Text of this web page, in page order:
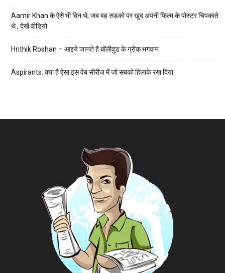
Aamir Khan के ऐसे भी दिन थे; जब वह सड़को पर खुद अपनी फिल्म के पोस्टर चिपकाते
थे , देखें वीडियो
Hrithik Roshan – आइये जानते है बॉलीवुड के ग्रीक भगवान
Aspirants: क्या है ऐसा इस वेब सीरीज में जो सबको हिलाके रख दिया